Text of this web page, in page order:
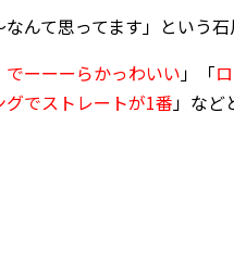
んて思ってます」という石
でーーーらかっわいい 」「
でストレートが1番 」など